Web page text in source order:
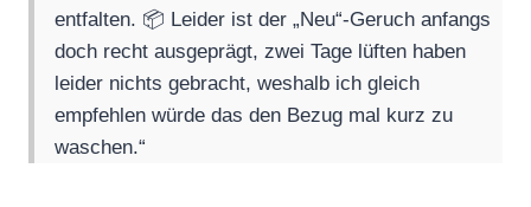
entfalten. 📦 Leider ist der „Neu“-Geruch anfangs
doch recht ausgeprägt, zwei Tage lüften haben
leider nichts gebracht, weshalb ich gleich
empfehlen würde das den Bezug mal kurz zu
waschen.“